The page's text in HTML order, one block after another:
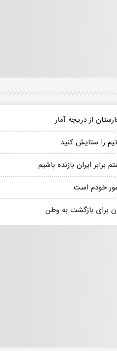
از دریچه آمار
برابر ایران بازنده باشیم
خودم است
برای بازگشت به وطن